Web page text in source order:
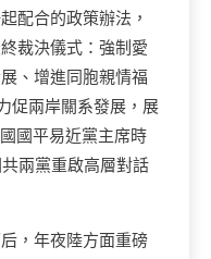
配合的政策辦法，
裁決儀式：強制愛
、增進同胞親情福
促兩岸關系發展，展
國平易近黨主席時
兩黨重啟高層對話
，年夜陸方面重磅